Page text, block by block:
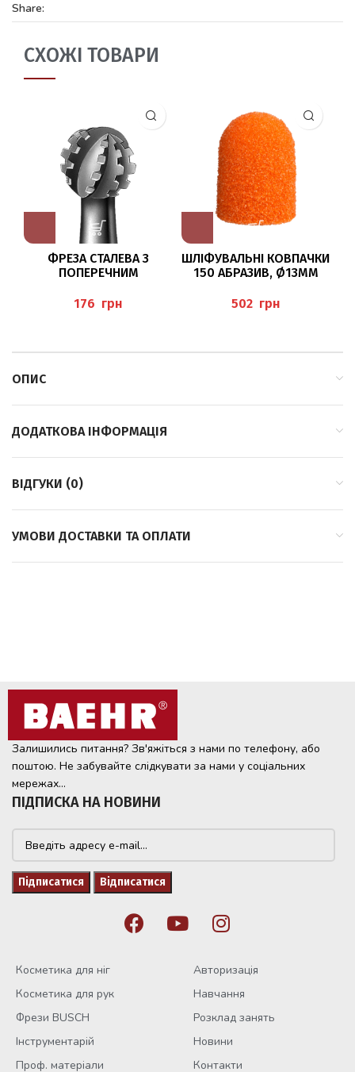
Share:
СХОЖІ ТОВАРИ
ФРЕЗА СТАЛЕВА З
ПОПЕРЕЧНИМ
BUSCH
грн
ШЛІФУВАЛЬНІ КОВПАЧКИ
150 АБРАЗИВ, Ø13ММ
грн
ОПИС
ДОДАТКОВА ІНФОРМАЦІЯ
ВІДГУКИ (0)
УМОВИ ДОСТАВКИ ТА ОПЛАТИ
Залишились питання? Зв'яжіться з нами по телефону, або
поштою. Не забувайте слідкувати за нами у соціальних
мережах...
ПІДПИСКА НА НОВИНИ
Косметика для ніг
Косметика для рук
Фрези BUSCH
Інструментарій
Проф. матеріали
Авторизація
Навчання
Розклад занять
Новини
Контакти